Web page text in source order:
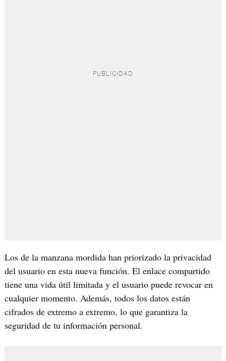
Los de la manzana mordida han priorizado la privacidad
del usuario en esta nueva función. El enlace compartido
tiene una vida útil limitada y el usuario puede revocar en
cualquier momento. Además, todos los datos están
cifrados de extremo a extremo, lo que garantiza la
seguridad de tu información personal.